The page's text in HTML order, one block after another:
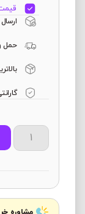
قیمت
ارسال از 1 روز
حمل
مشاوره